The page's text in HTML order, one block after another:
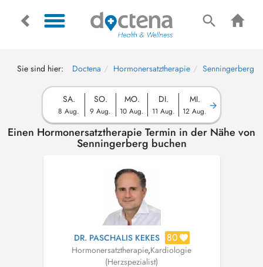
Sie sind hier: Doctena Hormonersatztherapie Senningerberg
SA.
8 Aug.
SO.
9 Aug.
MO.
10 Aug.
DI.
11 Aug.
MI.
12 Aug.
Einen Hormonersatztherapie Termin in der Nähe von
Senningerberg buchen
DR. PASCHALIS KEKES 80
Hormonersatztherapie,Kardiologie
(Herzspezialist)